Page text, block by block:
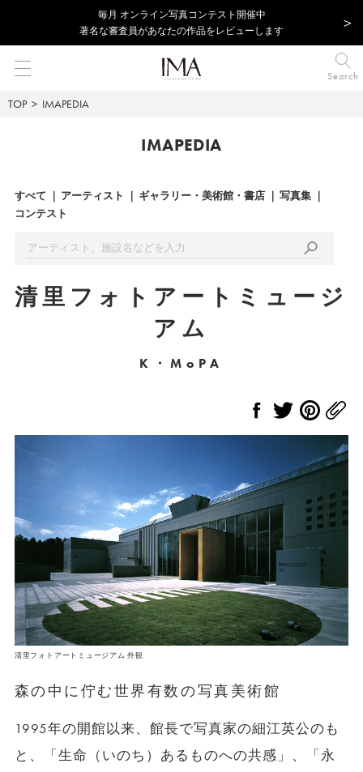
毎⽉ オンライン写真コンテスト開催中
著名な審査員があなたの作品をレビューします
Search
TOP IMAPEDIA
IMAPEDIA
すべて アーティスト ギャラリー・美術館・書店
写真集
コンテスト
清里フォトアートミュージ
アム
K・MoPA
清里フォトアートミュージアム 外観
森の中に佇む世界有数の写真美術館
1995年の開館以来、館長で写真家の細江英公のも
と、「生命（いのち）あるものへの共感」、「永